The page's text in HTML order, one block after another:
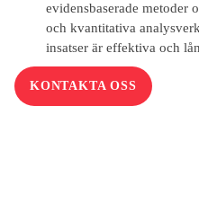
evidensbaserade metoder
och kvantitativa
insatser är effektiva och
KONTAKTA OSS